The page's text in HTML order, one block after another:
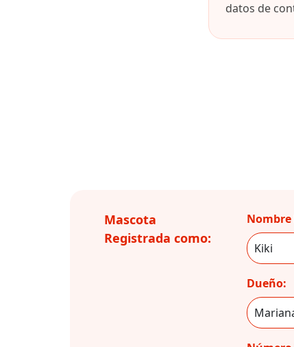
datos de
Mascota
Registrada como:
Nombre
Dueño: